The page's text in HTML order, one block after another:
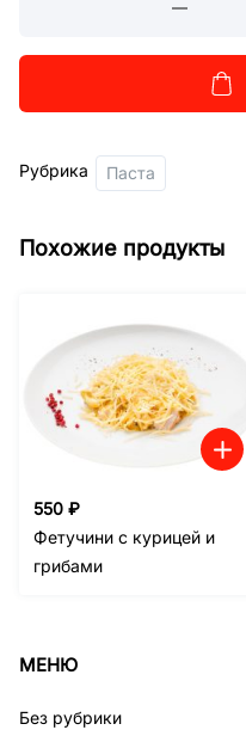
креветкой
во
Рубрика Паста
Похожие продукты
550 ₽
Фетучини с курицей и
грибами
МЕНЮ
Без рубрики